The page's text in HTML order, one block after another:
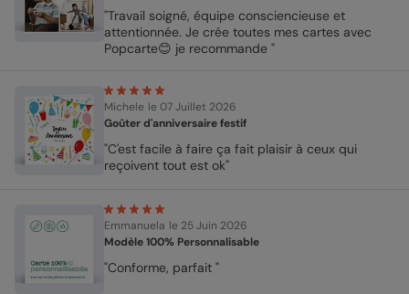
"Travail soigné, équipe consciencieuse et
attentionnée. Je crée toutes mes cartes avec
Popcarte😊 je recommande "
Michele le 07 Juillet 2026
Goûter d'anniversaire festif
"C'est facile à faire ça fait plaisir à ceux qui
reçoivent tout est ok"
Emmanuela le 25 Juin 2026
Modèle 100% Personnalisable
"Conforme, parfait "